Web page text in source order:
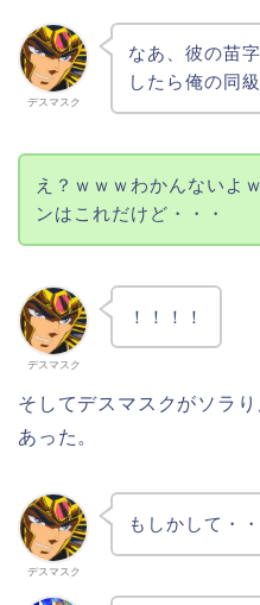
デスマスク
なあ、彼の苗
したら俺の同
え？ｗｗｗわかんないよ
ンはこれだけど・・・
デスマスク
！！！！
そしてデスマスクがソラ
あった。
デスマスク
もしかして・